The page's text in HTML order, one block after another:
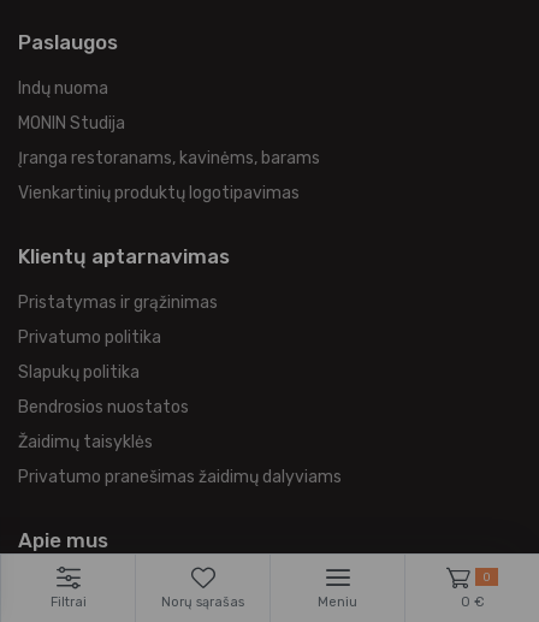
Paslaugos
Indų nuoma
MONIN Studija
Įranga restoranams, kavinėms, barams
Vienkartinių produktų logotipavimas
Klientų aptarnavimas
Pristatymas ir grąžinimas
Privatumo politika
Slapukų politika
Bendrosios nuostatos
Žaidimų taisyklės
Privatumo pranešimas žaidimų dalyviams
Apie mus
Paslaugos
Filtrai Norų sąrašas Meniu
0
0 €